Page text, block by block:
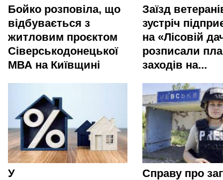
Бойко розповіла, що
відбувається з
житловим проєктом
Сіверськодонецької
МВА на Київщині
Заїзд
зустріч
на «Лісовій
розписали
заходів на...
У
Справу про